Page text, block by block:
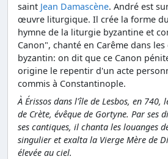
saint Jean Damascène. André est
œuvre liturgique. Il crée la forme
hymne de la liturgie byzantine et
Canon", chanté en Carême dans
byzantin: on dit que ce Canon
origine le repentir d'un acte
commis à Constantinople.
À Érissos dans l'île de Lesbos, en 740,
de Crète, évêque de Gortyne. Par ses
ses cantiques, il chanta les louanges
singulier et exalta la Vierge Mère de
élevée au ciel.